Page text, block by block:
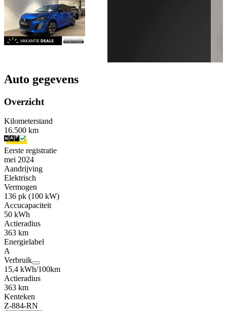
Auto gegevens
Overzicht
Kilometerstand
16.500 km
Eerste registratie
mei 2024
Aandrijving
Elektrisch
Vermogen
136 pk (100 kW)
Accucapaciteit
50 kWh
Actieradius
363 km
Energielabel
A
Verbruik
15,4 kWh/100km
Actieradius
363 km
Kenteken
Z-884-RN